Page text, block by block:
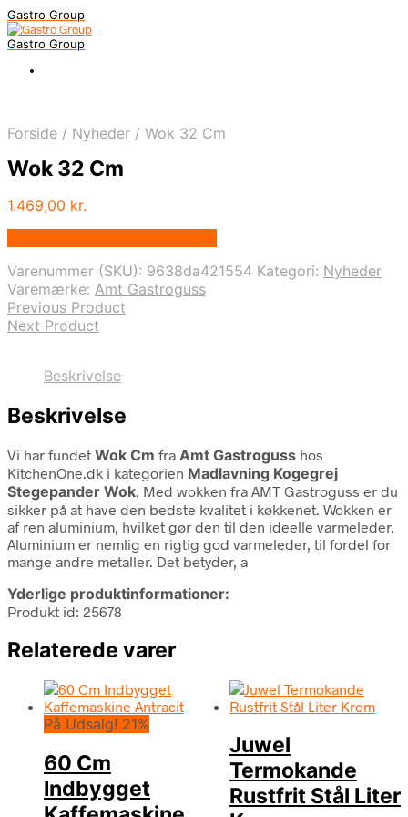
Gastro Group
Gastro Group
Forside / Nyheder / Wok 32 Cm
Wok 32 Cm
1.469,00 kr.
Varenummer (SKU): 9638da421554 Kategori: Nyheder
Varemærke: Amt Gastroguss
Previous Product
Next Product
Beskrivelse
Beskrivelse
Vi har fundet Wok Cm fra Amt Gastroguss hos
KitchenOne.dk i kategorien Madlavning Kogegrej
Stegepander Wok. Med wokken fra AMT Gastroguss er du
sikker på at have den bedste kvalitet i køkkenet. Wokken er
af ren aluminium, hvilket gør den til den ideelle varmeleder.
Aluminium er nemlig en rigtig god varmeleder, til fordel for
mange andre metaller. Det betyder, a
Yderlige produktinformationer:
Produkt id: 25678
Relaterede varer
På Udsalg! 21%
60 Cm
Indbygget
Juwel
Termokande
Rustfrit Stål Liter